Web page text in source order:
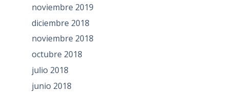
noviembre 2019
diciembre 2018
noviembre 2018
octubre 2018
julio 2018
junio 2018